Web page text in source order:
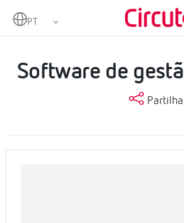
Home Software
Software
Software de